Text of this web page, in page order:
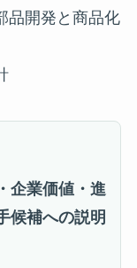
品開発と商品化
企業価値・進
候補への説明